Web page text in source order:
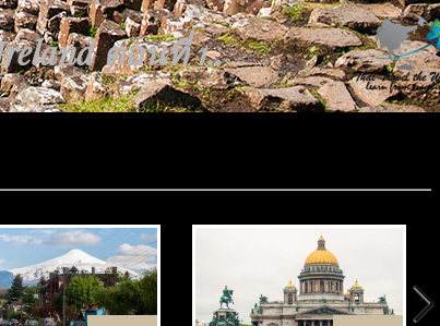
ตอนที่ 1..
นที่ 4 ตอนจบ..